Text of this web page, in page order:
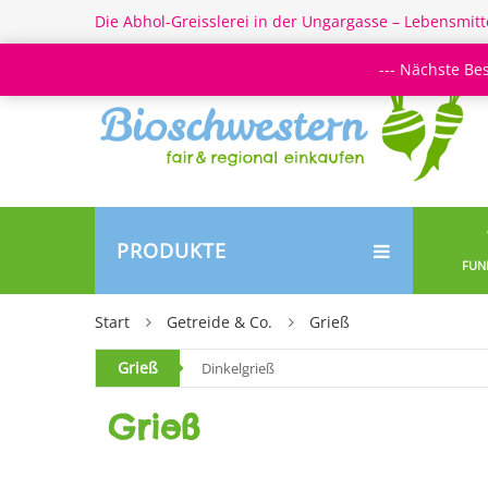
Die Abhol-Greisslerei in der Ungargasse –
PRODUKTE
Start Getreide & Co. Grieß
Grieß Dinkelgrieß
Grieß
--- Nächste